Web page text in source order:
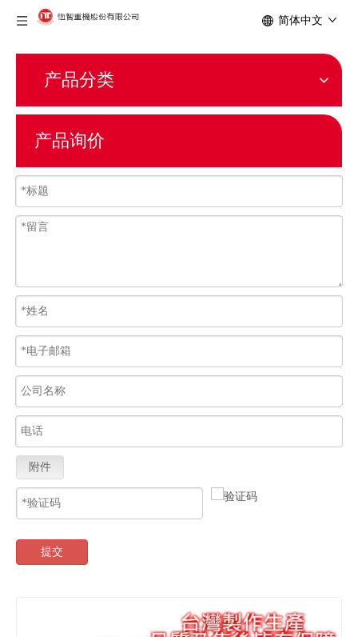
简体中文
产品分类
产品询价
附件
提交